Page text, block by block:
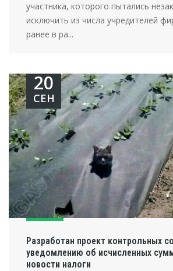
участника, которого пытались
исключить из числа учредителей
ранее в ра...
Разработан проект контрольных
уведомлению об исчисленных
новости налоги
20
СЕН